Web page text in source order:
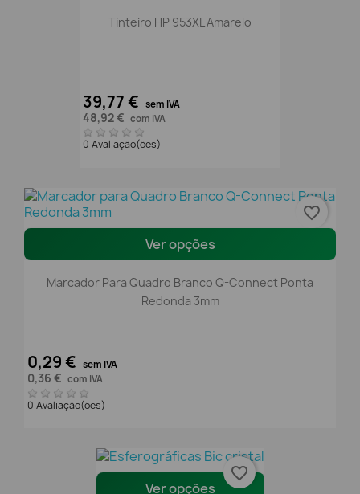
Tinteiro HP 953XL Amarelo
39,77 € sem IVA
48,92 € com IVA
0 Avaliação(ões)
Ver opções
Marcador Para Quadro Branco Q-Connect Ponta
Redonda 3mm
0,29 € sem IVA
0,36 € com IVA
0 Avaliação(ões)
favorite_border
Ver opções
favorite_border